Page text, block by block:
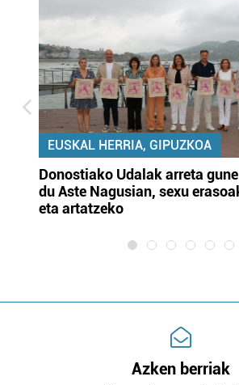
EUSKAL HERRIA, GIPUZKOA
Donostiako Udalak arreta
du Aste Nagusian, sexu
eta artatzeko
Azken berriak